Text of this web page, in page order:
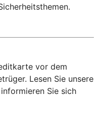
vor dem
Lesen Sie unsere
Sie sich